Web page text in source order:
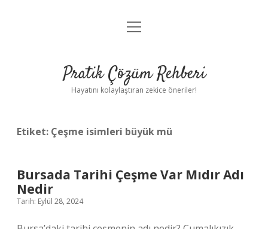
Anasayfa
Yasal Uyarı
menüyü
Pratik Çözüm Rehberi
Hayatını kolaylaştıran zekice öneriler!
Etiket: Çeşme isimleri büyük mü
Bursada Tarihi Çeşme Var Mıdır Adı
Nedir
Tarih: Eylül 28, 2024